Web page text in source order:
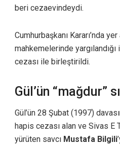
beri cezaevindeydi.
Cumhurbaşkanı Kararı’nda
mahkemelerinde
cezası ile birleştirildi.
Gül’ün “mağdur”
Gül’ün 28 Şubat (1997)
hapis cezası alan ve Sivas E
yürüten savcı Mustafa Bilgili